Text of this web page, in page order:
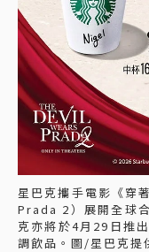
星巴克攜手電影《
Prada 2）展開全球
克亦將於4月29日推
調飲品。圖/星巴克提